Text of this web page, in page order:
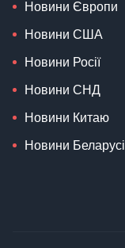
Новини Європи
Новини США
Новини Росії
Новини СНД
Новини Китаю
Новини Беларусі